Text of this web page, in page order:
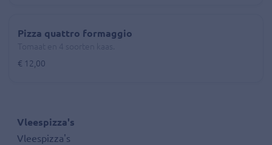
Pizza quattro formaggio
€ 12,00
Vleespizza's
Vleespizza's